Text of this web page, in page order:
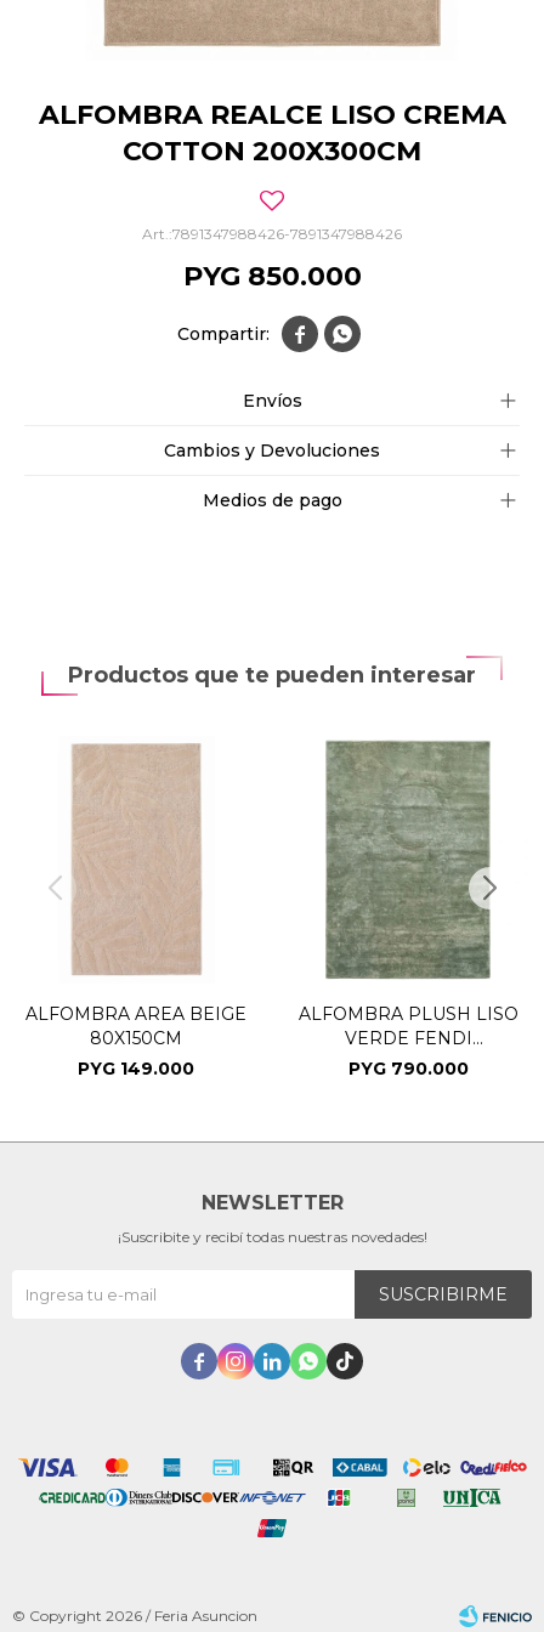
ALFOMBRA REALCE LISO CREMA
COTTON 200X300CM
7891347988426-7891347988426
PYG 850.000
 
Envíos
Cambios y Devoluciones
Medios de pago
Productos que te pueden interesar
ALFOMBRA AREA BEIGE
80X150CM
PYG 149.000
ALFOMBRA PLUSH LISO
VERDE FENDI
200X300CM
PYG 790.000
NEWSLETTER
¡Suscribite y recibí todas nuestras novedades!
SUSCRIBIRME
    
© Copyright 2026 / Feria Asuncion